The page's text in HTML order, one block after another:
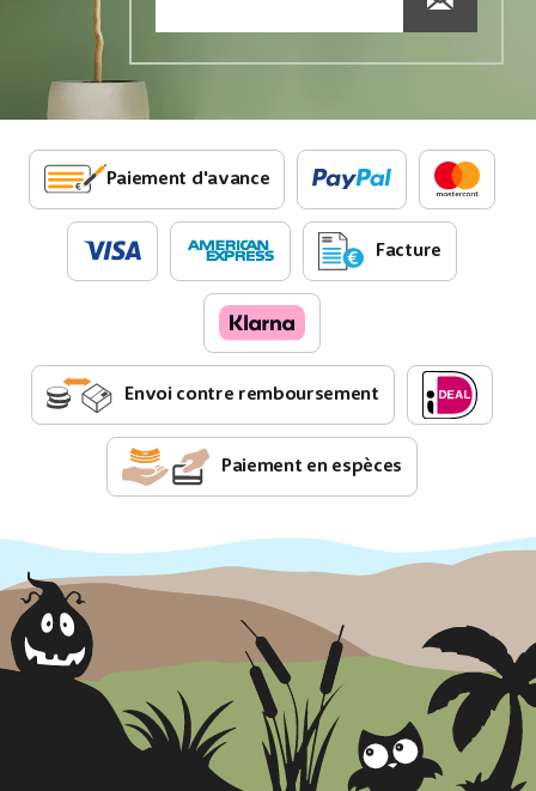
Paiement d'avance
Facture
Envoi contre remboursement
Paiement en espèces